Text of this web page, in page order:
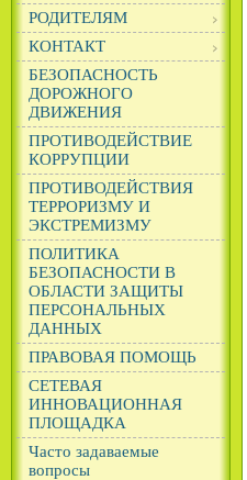
РОДИТЕЛЯМ
КОНТАКТ
БЕЗОПАСНОСТЬ
ДОРОЖНОГО
ДВИЖЕНИЯ
ПРОТИВОДЕЙСТВИЕ
КОРРУПЦИИ
ПРОТИВОДЕЙСТВИЯ
ТЕРРОРИЗМУ И
ЭКСТРЕМИЗМУ
ПОЛИТИКА
БЕЗОПАСНОСТИ В
ОБЛАСТИ ЗАЩИТЫ
ПЕРСОНАЛЬНЫХ
ДАННЫХ
ПРАВОВАЯ ПОМОЩЬ
СЕТЕВАЯ
ИННОВАЦИОННАЯ
ПЛОЩАДКА
Часто задаваемые
вопросы